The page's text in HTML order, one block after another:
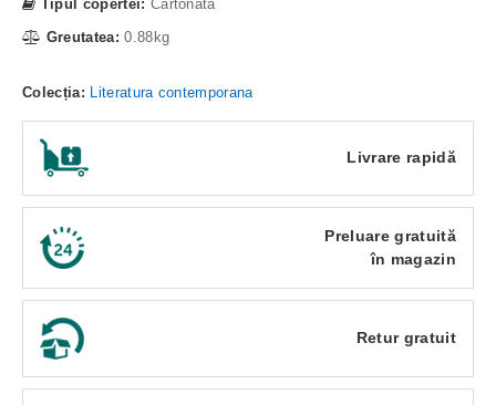
Tipul copertei: Cartonata
Greutatea: 0.88kg
Colecția: Literatura contemporana
Livrare rapidă
Preluare gratuită
în magazin
Retur gratuit